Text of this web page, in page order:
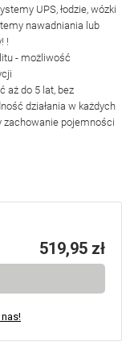
UPS, łodzie, wózki
nawadniania lub
!
- możliwość
aż do 5 lat, bez
działania w każdych
zachowanie pojemności
519,95 zł